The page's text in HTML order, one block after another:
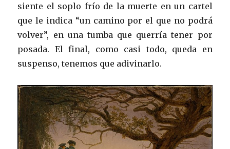
siente el soplo frío de la muerte en un cartel
que le indica “un camino por el que no podrá
volver”, en una tumba que querría tener por
posada. El final, como casi todo, queda en
suspenso, tenemos que adivinarlo.